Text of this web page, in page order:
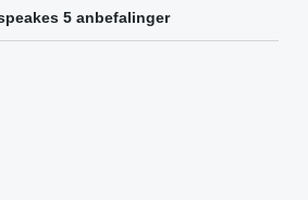
5 anbefalinger